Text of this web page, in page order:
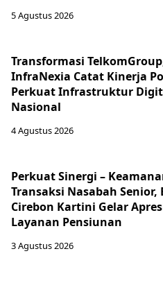
5 Agustus 2026
Transformasi
InfraNexia Catat Kinerja
Perkuat Infrastruktur
Nasional
4 Agustus 2026
Perkuat Sinergi –
Transaksi Nasabah Senior,
Cirebon Kartini Gelar
Layanan Pensiunan
3 Agustus 2026